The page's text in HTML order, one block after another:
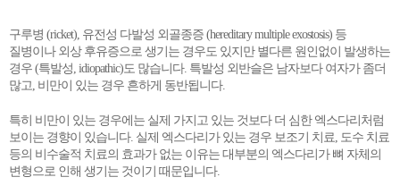
구루병 (ricket), 유전성 다발성 외골종증 (hereditary multiple exostosis) 등
질병이나 외상 후유증으로 생기는 경우도 있지만 별다른 원인없이 발생하는
경우 (특발성, idiopathic)도 많습니다. 특발성 외반슬은 남자보다 여자가 좀더
많고, 비만이 있는 경우 흔하게 동반됩니다.
특히 비만이 있는 경우에는 실제 가지고 있는 것보다 더 심한 엑스다리처럼
보이는 경향이 있습니다. 실제 엑스다리가 있는 경우 보조기 치료, 도수 치료
등의 비수술적 치료의 효과가 없는 이유는 대부분의 엑스다리가 뼈 자체의
변형으로 인해 생기는 것이기 때문입니다.